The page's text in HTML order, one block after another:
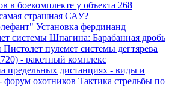
в боекомплекте у объекта 268
страшная САУ?
Установка фердинанд
системы Шпагина: Барабанная дробь
пулемет системы дегтярева
- ракетный комплекс
предельных дистанциях - виды и
форум охотников Тактика стрельбы по